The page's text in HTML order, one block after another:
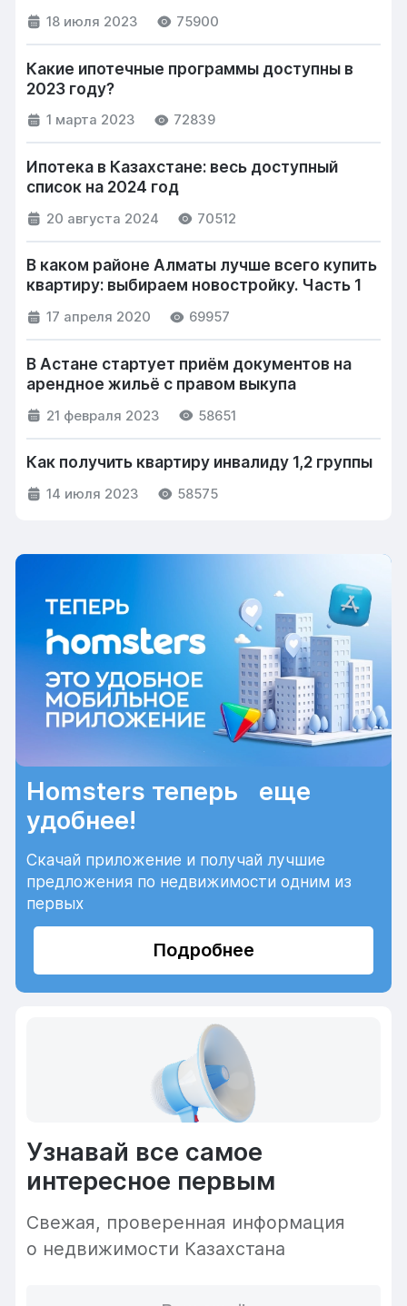
18 июля 2023 75900
Какие ипотечные программы доступны в
2023 году?
1 марта 2023 72839
Ипотека в Казахстане: весь доступный
список на 2024 год
20 августа 2024 70512
В каком районе Алматы лучше всего купить
квартиру: выбираем новостройку. Часть 1
17 апреля 2020 69957
В Астане стартует приём документов на
арендное жильё с правом выкупа
21 февраля 2023 58651
Как получить квартиру инвалиду 1,2 группы
14 июля 2023 58575
Homsters теперь еще
удобнее!
Скачай приложение и получай лучшие
предложения по недвижимости одним из
первых
Подробнее
Узнавай все самое
интересное первым
Cвежая, проверенная информация
о недвижимости Казахстана